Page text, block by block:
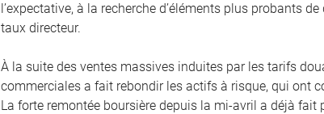
l’expectative, à la recherche d’éléments plus probants
taux directeur.
À la suite des ventes massives induites par les tarifs
commerciales a fait rebondir les actifs à risque, qui ont
La forte remontée boursière depuis la mi-avril a déjà